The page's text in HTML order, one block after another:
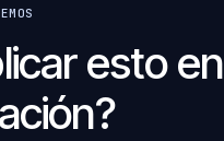
esto en